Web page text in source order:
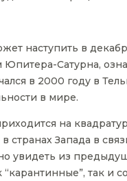
наступить в
Сатурна,
в 2000 году в
в мире.
на
в странах Запада в
увидеть из
так и